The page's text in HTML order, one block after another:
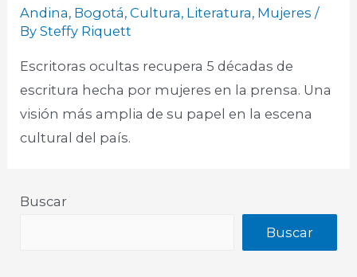
Andina, Bogotá,Cultura, Literatura, Mujeres /
BySteffy Riquett
Escritoras ocultas recupera 5 décadas de
escritura hecha por mujeres en la prensa. Una
visión más amplia de su papel en la escena
cultural del país.
Buscar
Buscar